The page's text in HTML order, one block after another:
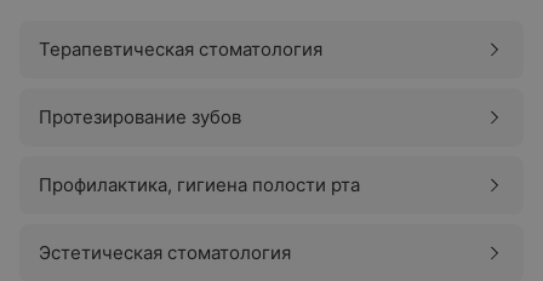
Терапевтическая стоматология
Протезирование зубов
Профилактика, гигиена полости рта
Эстетическая стоматология